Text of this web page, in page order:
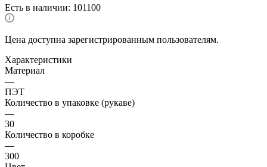
Есть в наличии: 101100
Цена доступна зарегистрированным пользователям.
Характеристики
Материал
—
ПЭТ
Количество в упаковке (рукаве)
—
30
Количество в коробке
—
300